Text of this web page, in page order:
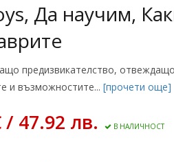
Да научим,
предизвикателство,
и възможностите... [прочети още]
/ 47.92 лв. В НАЛИЧНОСТ